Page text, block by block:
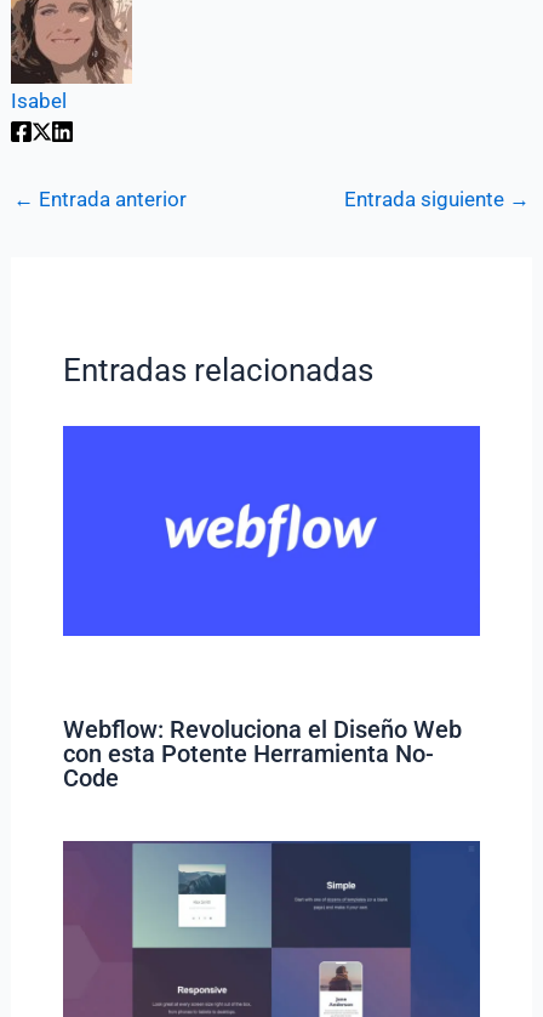
Isabel
← Entrada anterior Entrada siguiente →
Entradas relacionadas
Webflow: Revoluciona el Diseño Web
con esta Potente Herramienta No-
Code